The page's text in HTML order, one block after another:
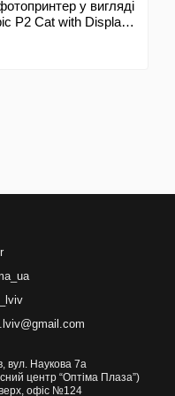
у вигляді
P2 Cat with Display
вул. Наукова 7а
центр “Оптіма Плаза”)
офіс №124